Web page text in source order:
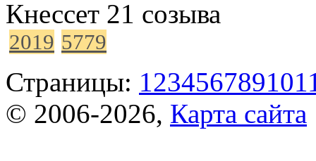
Кнессет 21 созыва
2019 5779
Страницы: 12345678910
© 2006-2026, Карта сайта